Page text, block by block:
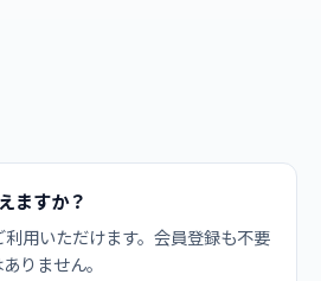
ますか？
用いただけます。会員登録も不要
りません。